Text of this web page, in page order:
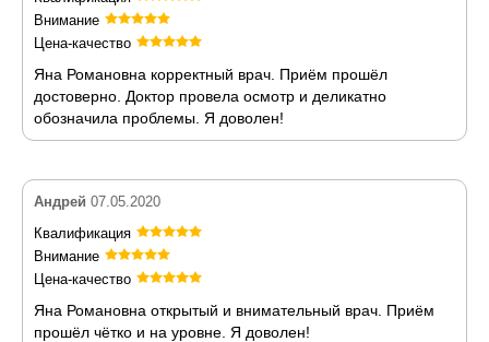
Внимание
Цена-качество
Яна Романовна корректный врач. Приём прошёл
достоверно. Доктор провела осмотр и деликатно
обозначила проблемы. Я доволен!
Андрей 07.05.2020
Квалификация
Внимание
Цена-качество
Яна Романовна открытый и внимательный врач. Приём
прошёл чётко и на уровне. Я доволен!